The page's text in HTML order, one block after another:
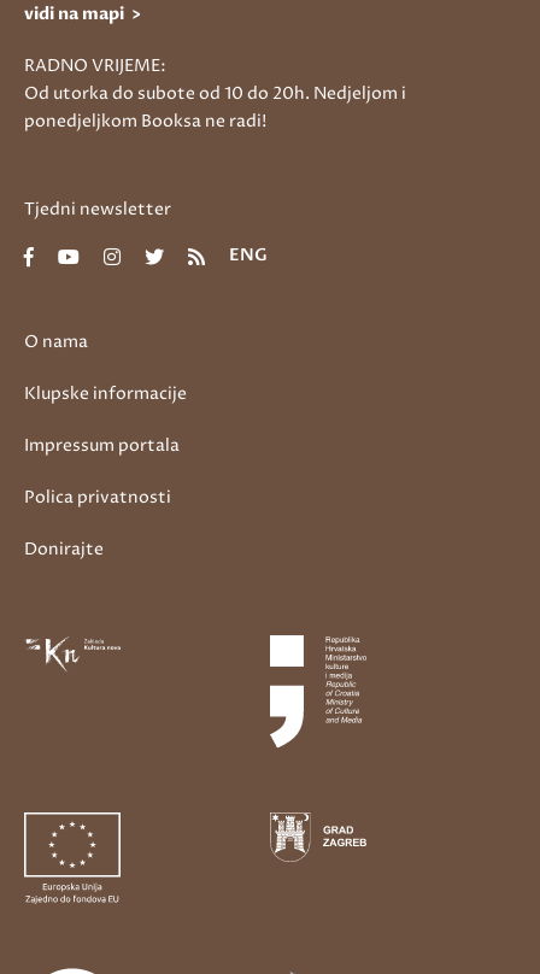
O nama
Klupske informacije
Impressum portala
Polica privatnosti
Donirajte
vidi na mapi >
RADNO VRIJEME:
Od utorka do subote od 10 do 20h. Nedjeljom i
ponedjeljkom Booksa ne radi!
Tjedni newsletter
ENG